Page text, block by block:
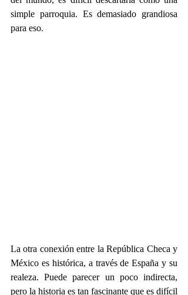
simple parroquia. Es demasiado grandiosa
para eso.
La otra conexión entre la República Checa y
México es histórica, a través de España y su
realeza. Puede parecer un poco indirecta,
pero la historia es tan fascinante que es difícil